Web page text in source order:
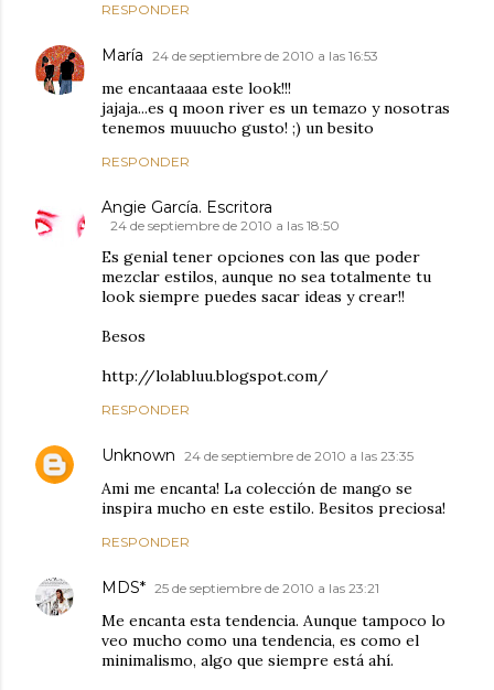
RESPONDER
María 24 de septiembre de 2010 a las 16:53
me encantaaaa este look!!!
jajaja...es q moon river es un temazo y nosotras
tenemos muuucho gusto! ;) un besito
RESPONDER
Angie García. Escritora
24 de septiembre de 2010 a las 18:50
Es genial tener opciones con las que poder
mezclar estilos, aunque no sea totalmente tu
look siempre puedes sacar ideas y crear!!
Besos
http://lolabluu.blogspot.com/
RESPONDER
Unknown 24 de septiembre de 2010 a las 23:35
Ami me encanta! La colección de mango se
inspira mucho en este estilo. Besitos preciosa!
RESPONDER
MDS* 25 de septiembre de 2010 a las 23:21
Me encanta esta tendencia. Aunque tampoco lo
veo mucho como una tendencia, es como el
minimalismo, algo que siempre está ahí.